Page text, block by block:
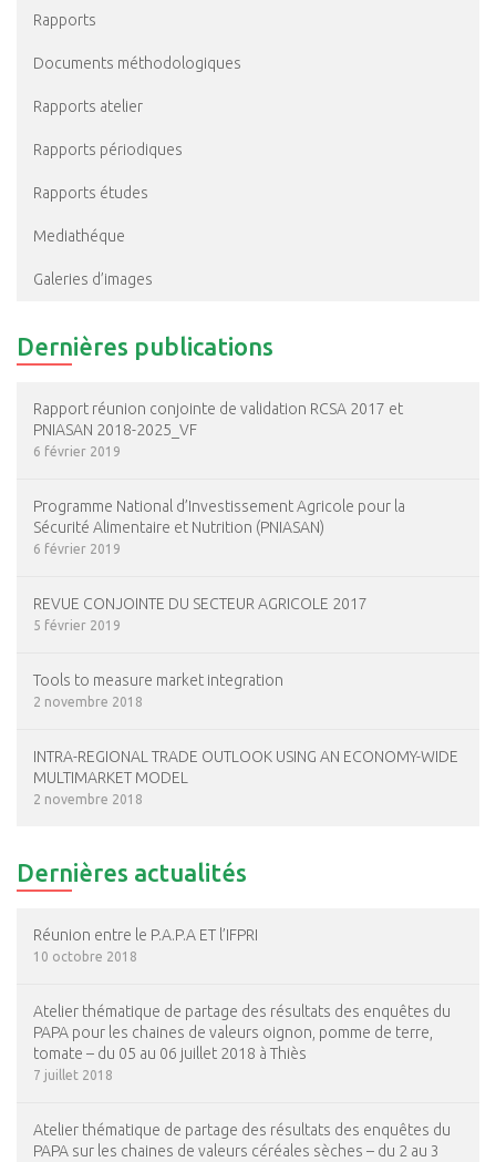
Rapports
Documents méthodologiques
Rapports atelier
Rapports périodiques
Rapports études
Mediathéque
Galeries d’images
Dernières publications
Rapport réunion conjointe de validation RCSA 2017 et
PNIASAN 2018-2025_VF
6 février 2019
Programme National d’Investissement Agricole pour la
Sécurité Alimentaire et Nutrition (PNIASAN)
6 février 2019
REVUE CONJOINTE DU SECTEUR AGRICOLE 2017
5 février 2019
Tools to measure market integration
2 novembre 2018
INTRA-REGIONAL TRADE OUTLOOK USING AN ECONOMY-WIDE
MULTIMARKET MODEL
2 novembre 2018
Dernières actualités
Réunion entre le P.A.P.A ET l’IFPRI
10 octobre 2018
Atelier thématique de partage des résultats des enquêtes du
PAPA pour les chaines de valeurs oignon, pomme de terre,
tomate – du 05 au 06 juillet 2018 à Thiès
7 juillet 2018
Atelier thématique de partage des résultats des enquêtes du
PAPA sur les chaines de valeurs céréales sèches – du 2 au 3